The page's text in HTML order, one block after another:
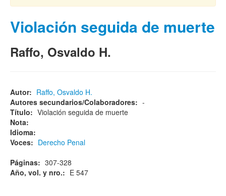
Violación seguida de muerte
Raffo, Osvaldo H.
Autor: Raffo, Osvaldo H.
Autores secundarios/Colaboradores: -
Título: Violación seguida de muerte
Nota:
Idioma:
Voces: Derecho Penal
Páginas: 307-328
Año, vol. y nro.: E 547